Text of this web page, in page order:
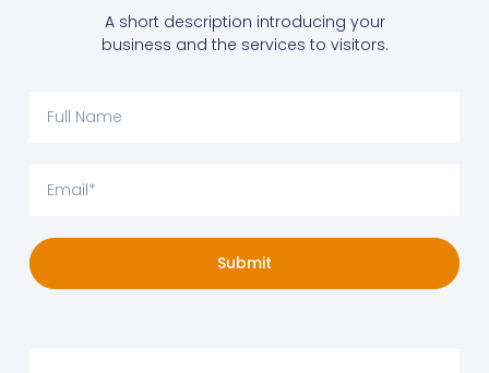
A short description introducing your
business and the services to visitors.
Submit